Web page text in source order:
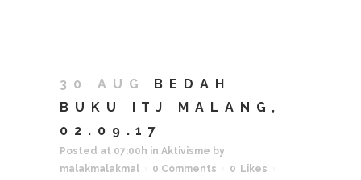
30 AUG
BEDAH
BUKU ITJ MALANG,
02.09.17
Posted at 07:00h in Aktivisme by
malakmalakmal
0 Comments 0
Likes